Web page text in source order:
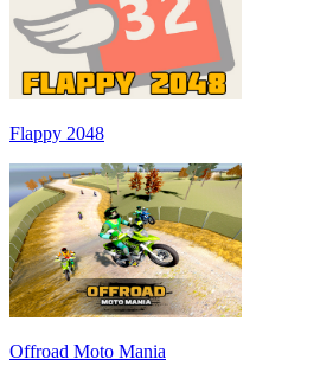
Flappy 2048
Offroad Moto Mania